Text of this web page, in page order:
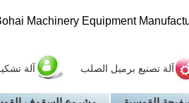
Machinery Equipment
آلة تصنيع برميل الصلب آلة